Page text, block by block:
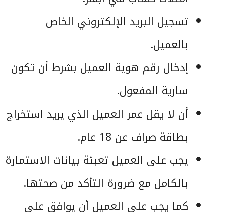
تسجيل البريد الإلكتروني الخاص
بالعميل.
إدخال رقم هوية العميل بشرط أن تكون
سارية المفعول.
أن لا يقل عمر العميل الذي يريد استخراج
بطاقة صراف عن 18 عام.
يجب على العميل تعبئة بيانات الاستمارة
بالكامل مع ضرورة التأكد من صحتها.
كما يجب على العميل أن يوافق على